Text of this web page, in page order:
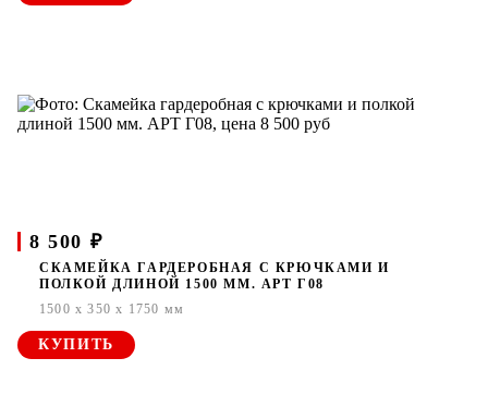
8 500 ₽
СКАМЕЙКА ГАРДЕРОБНАЯ С КРЮЧКАМИ И
ПОЛКОЙ ДЛИНОЙ 1500 ММ. АРТ Г08
1500 x 350 x 1750 мм
КУПИТЬ